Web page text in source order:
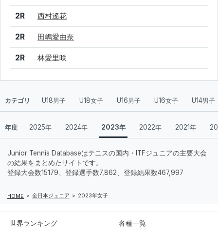
2R 西村遙花
2R 田嶋愛由奈
2R 林愛里咲
カテゴリ U18男子 U18女子 U16男子 U16女子 U14男子
年度 2025年 2024年 2023年 2022年 2021年
Junior Tennis Databaseはテニスの国内・ITFジュニアの主要大会
の結果をまとめたサイトです。
登録大会数15179、登録選手数7,862、登録結果数467,997
HOME 全日本ジュニア 2023年女子
世界ランキング 各種一覧